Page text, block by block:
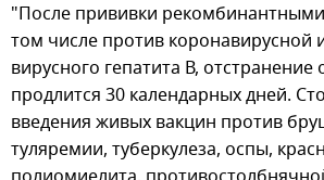
"После прививки
том числе против коронавирусной
вирусного гепатита В, отстранение
продлится 30 календарных дней.
введения живых вакцин против
туляремии, туберкулеза, оспы,